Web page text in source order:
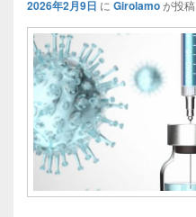
2026年2月9日 に Girolamoが投稿